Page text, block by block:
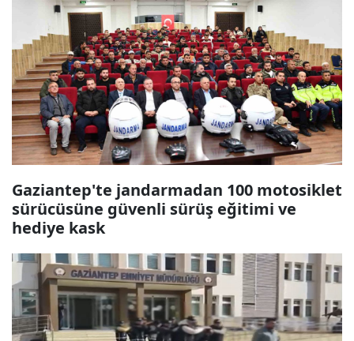
Gaziantep'te jandarmadan 100 motosiklet
sürücüsüne güvenli sürüş eğitimi ve
hediye kask